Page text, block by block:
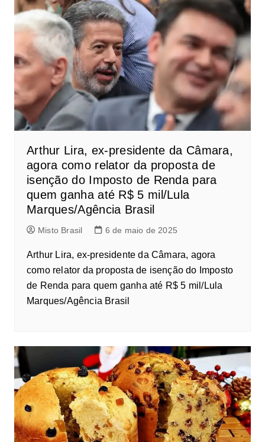
Arthur Lira, ex-presidente da Câmara,
agora como relator da proposta de
isenção do Imposto de Renda para
quem ganha até R$ 5 mil/Lula
Marques/Agência Brasil
Misto Brasil 6 de maio de 2025
Arthur Lira, ex-presidente da Câmara, agora
como relator da proposta de isenção do Imposto
de Renda para quem ganha até R$ 5 mil/Lula
Marques/Agência Brasil